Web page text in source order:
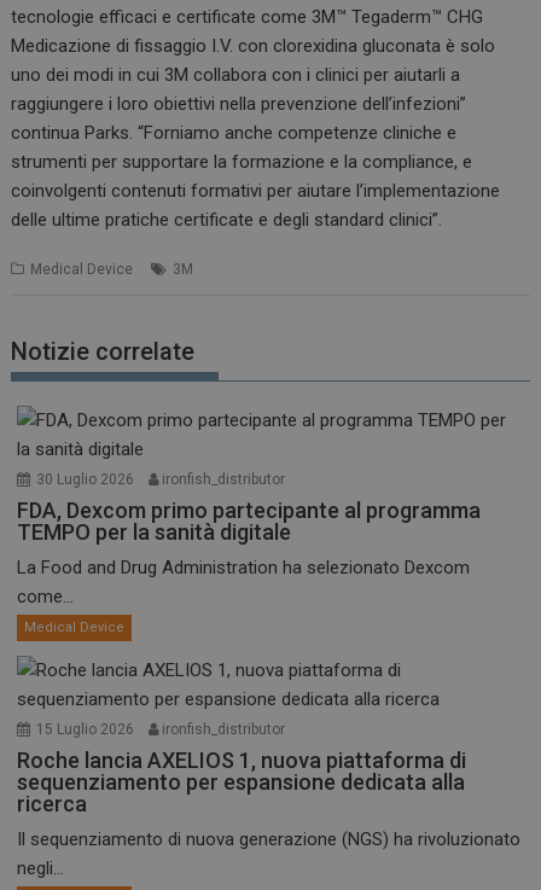
tecnologie efficaci e certificate come 3M™ Tegaderm™ CHG
Medicazione di fissaggio I.V. con clorexidina gluconata è solo
uno dei modi in cui 3M collabora con i clinici per aiutarli a
raggiungere i loro obiettivi nella prevenzione dell’infezioni”
continua Parks. “Forniamo anche competenze cliniche e
strumenti per supportare la formazione e la compliance, e
coinvolgenti contenuti formativi per aiutare l’implementazione
delle ultime pratiche certificate e degli standard clinici”.
Medical Device 3M
Notizie correlate
30 Luglio 2026 ironfish_distributor
FDA, Dexcom primo partecipante al programma
TEMPO per la sanità digitale
La Food and Drug Administration ha selezionato Dexcom
come...
Medical Device
15 Luglio 2026 ironfish_distributor
Roche lancia AXELIOS 1, nuova piattaforma di
sequenziamento per espansione dedicata alla
ricerca
Il sequenziamento di nuova generazione (NGS) ha rivoluzionato
negli...